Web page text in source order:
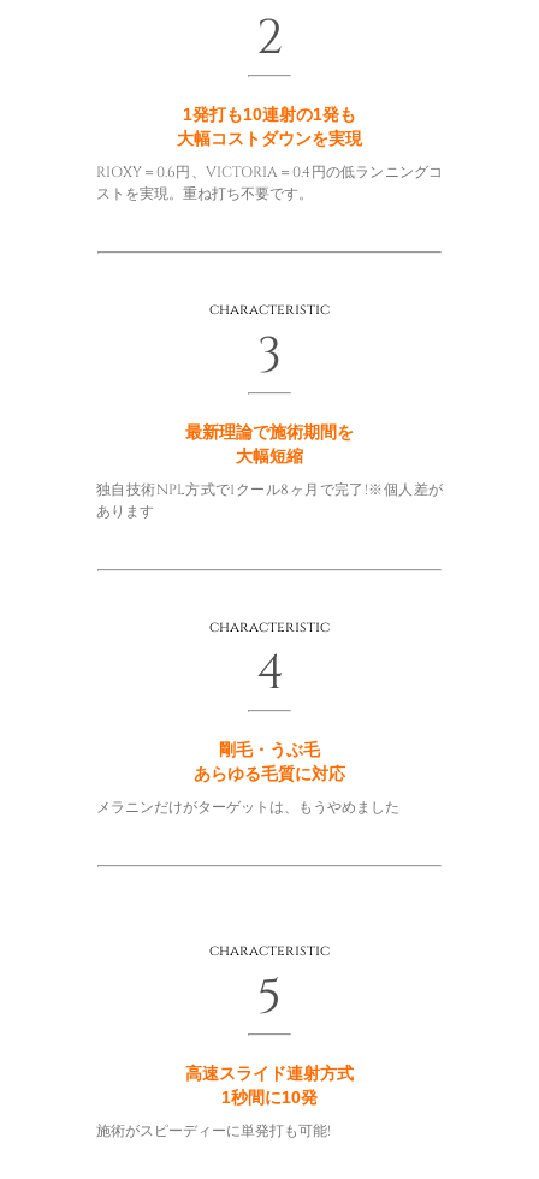
2
1発打も10連射の1発も
大幅コストダウンを実現
RIOXY＝0.6円、VICTORIA＝0.4円の低ランニングコ
ストを実現。重ね打ち不要です。
characteristic
3
最新理論で施術期間を
大幅短縮
独自技術NPL方式で1クール8ヶ月で完了!※個人差が
あります
characteristic
4
剛毛・うぶ毛
あらゆる毛質に対応
メラニンだけがターゲットは、もうやめました
characteristic
5
高速スライド連射方式
1秒間に10発
施術がスピーディーに単発打も可能!